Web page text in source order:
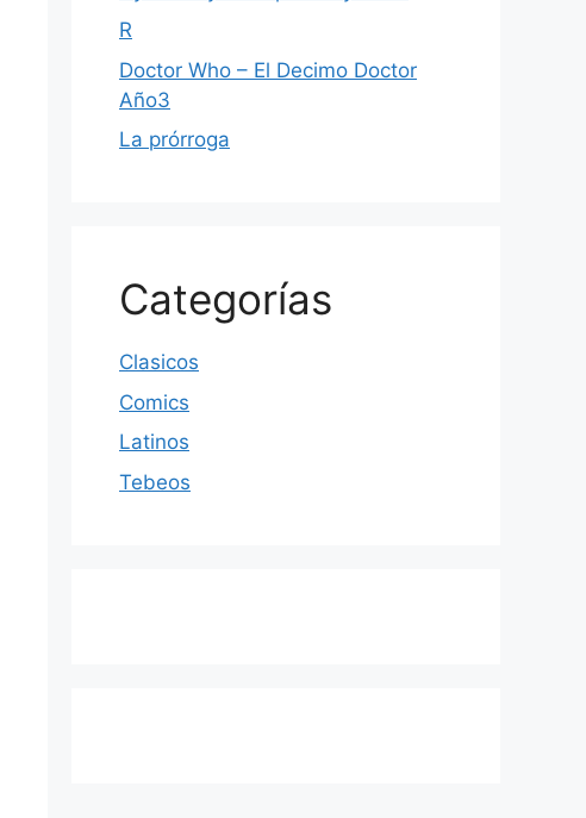
R
Doctor Who – El Decimo Doctor
Año3
La prórroga
Categorías
Clasicos
Comics
Latinos
Tebeos